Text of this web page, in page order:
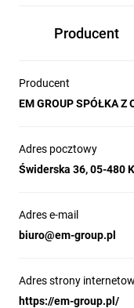
Producent
Producent
EM GROUP SPÓŁKA Z
Adres pocztowy
Świderska 36, 05-480
Adres e-mail
biuro@em-group.pl
Adres strony
https://em-group.pl/